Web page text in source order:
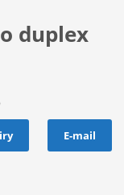
duplex
E-mail